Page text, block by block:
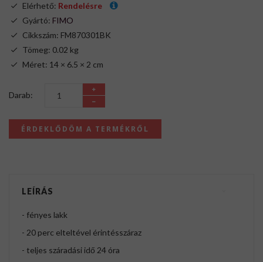
Elérhető: Rendelésre
Gyártó: FIMO
Cikkszám: FM870301BK
Tömeg: 0.02 kg
Méret: 14 × 6.5 × 2 cm
Darab:
ÉRDEKLŐDÖM A TERMÉKRŐL
LEÍRÁS
- fényes lakk
- 20 perc elteltével érintésszáraz
- teljes száradási idő 24 óra